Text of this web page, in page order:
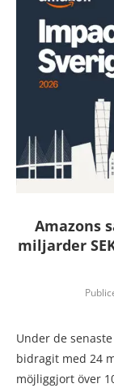
Amazons
miljarder
Under de
bidragit med 24
möjliggjort över